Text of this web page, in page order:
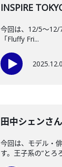
INSPIRE
今回は、12/5〜12/
「Fluffy Fri...
田中シェンさ
今回は、モデル・
す。王子系の“とろ